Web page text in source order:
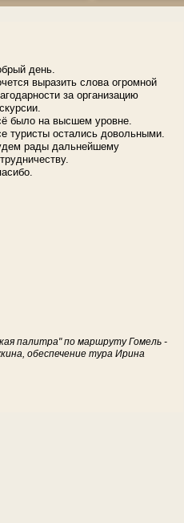
день.
выразить слова огромной
за организацию
было на высшем уровне.
туристы остались довольными.
рады дальнейшему
палитра" по маршруту Гомель -
обеспечение тура Ирина